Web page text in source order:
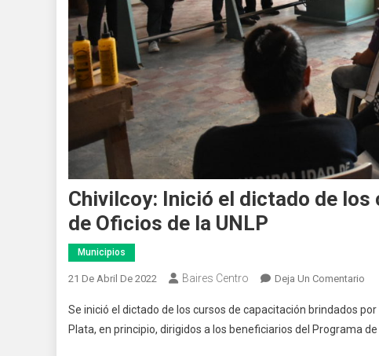
Chivilcoy: Inició el dictado de
de Oficios de la UNLP
Municipios
21 De Abril De 2022 Baires Centro Deja Un Comentario
El
Se inició el dictado de los cursos de capacitación brindados
Plata, en principio, dirigidos a los beneficiarios del Programa